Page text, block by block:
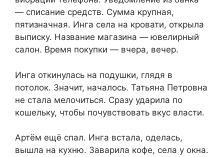
— списание средств. Сумма крупная,
пятизначная. Инга села на кровати, открыла
выписку. Название магазина — ювелирный
салон. Время покупки — вчера, вечер.
Инга откинулась на подушки, глядя в
потолок. Значит, началось. Татьяна Петровна
не стала мелочиться. Сразу ударила по
кошельку, чтобы почувствовать вкус власти.
Артём ещё спал. Инга встала, оделась,
вышла на кухню. Заварила кофе, села у окна.